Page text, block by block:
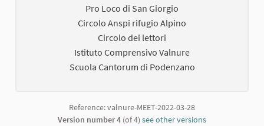
Pro Loco di San Giorgio
Circolo Anspi rifugio Alpino
Circolo dei lettori
Istituto Comprensivo Valnure
Scuola Cantorum di Podenzano
Reference: valnure-MEET-2022-03-28
Version number 4 (of 4) see other versions